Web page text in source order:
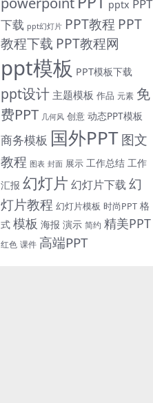
pptx PPT
下载 ppt幻灯片 PPT教程 PPT
教程下载 PPT教程网
ppt模板 PPT模板下载
ppt设计 主题模板 作品 元素 免
费PPT 几何风 创意 动态PPT模板
商务模板 国外PPT图文
教程 图表 封面 展示 工作总结 工作
汇报 幻灯片 幻灯片下载 幻
灯片教程 幻灯片模板 时尚PPT 格
式 模板 海报 演示 简约 精美PPT
红色 课件 高端PPT